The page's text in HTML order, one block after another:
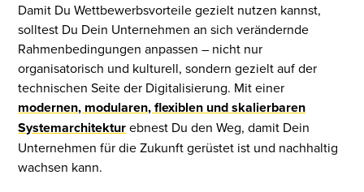
Damit Du Wettbewerbsvorteile gezielt nutzen kannst,
solltest Du Dein Unternehmen an sich verändernde
Rahmenbedingungen anpassen – nicht nur
organisatorisch und kulturell, sondern gezielt auf der
technischen Seite der Digitalisierung. Mit einer
modernen, modularen, flexiblen und skalierbaren
Systemarchitekturebnest Du den Weg, damit Dein
Unternehmen für die Zukunft gerüstet ist und nachhaltig
wachsen kann.